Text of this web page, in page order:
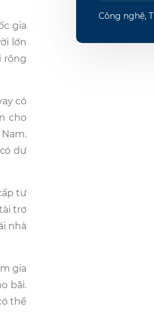
Công nghệ,
gia
lớn
rộng
có
cho
dự
tư
trợ
nhà
gia
bãi.
thể